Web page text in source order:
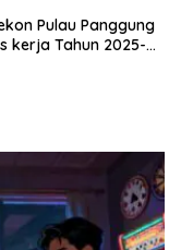
Pulau Panggung
kerja Tahun 2025-